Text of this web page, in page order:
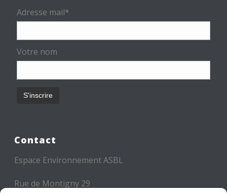
Adresse mail*
Votre nom
Contact
Espace Environnement ASBL
Rue de Montigny 29